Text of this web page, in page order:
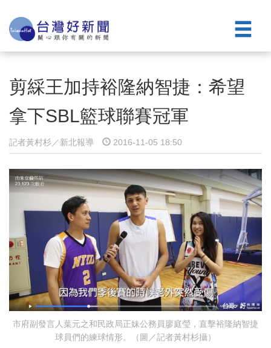
剪綵王加持裕隆納智捷：希望
拿下SBL籃球聯賽冠軍
記者黃村杉／新北報導 2016-11-05 18:50
市府副發言人葉元之和民政局正妹公務員廖庭瑩，直擊裕隆納智捷
球員們的練球情形。（圖／記者黃村杉攝）